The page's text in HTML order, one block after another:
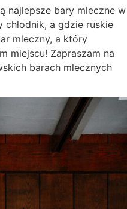
najlepsze bary mleczne w
chłodnik, a gdzie ruskie
mleczny, a który
miejscu! Zapraszam na
barach mlecznych